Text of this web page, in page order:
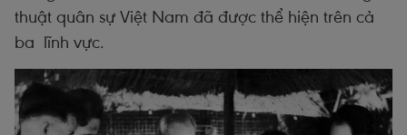
thuật quân sự Việt Nam đã được thể hiện trên cả
ba lĩnh vực.